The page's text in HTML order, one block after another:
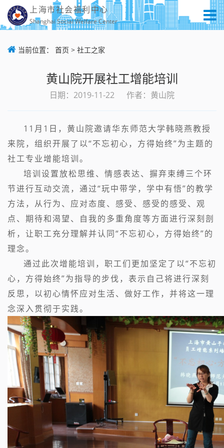
上海市社会福利中心
Shanghai Social Welfare Center
当前位置： 首页 > 社工之家
黄山院开展社工增能培训
日期：2019-11-22 作者：黄山院
11月1日，黄山院邀请华东师范大学韩晓燕教授
来院，组织开展了以“不忘初心，方得始终”为主题的
社工专业增能培训。
培训设置放松思维、情感表达、摒弃束缚三个环
节进行互动交流，通过“玩中带学，学中有悟”的教学
方法，从行为、应对态度、感受、感受的感受、观
点、期待和渴望、自我的多重角度等方面进行深刻剖
析，让职工充分理解并认同“不忘初心，方得始终”的
理念。
通过此次增能培训，职工们更加坚定了以“不忘初
心，方得始终”为指导的步伐，表示自己将进行深刻
反思，以初心情怀应对生活、做好工作，并将这一理
念深入贯彻于实践。